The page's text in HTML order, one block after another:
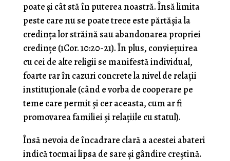
poate și cât stă în puterea noastră. Însă limita
peste care nu se poate trece este părtășia la
credința lor străină sau abandonarea propriei
credințe (1Cor. 10:20-21). În plus, conviețuirea
cu cei de alte religii se manifestă individual,
foarte rar în cazuri concrete la nivel de relații
instituționale (când e vorba de cooperare pe
teme care permit și cer aceasta, cum ar fi
promovarea familiei și relațiile cu statul).
Însă nevoia de încadrare clară a acestei abateri
indică tocmai lipsa de sare și gândire creștină.